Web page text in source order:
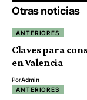
Otras noticias
ANTERIORES
Claves para
en Valencia
PorAdmin
ANTERIORES